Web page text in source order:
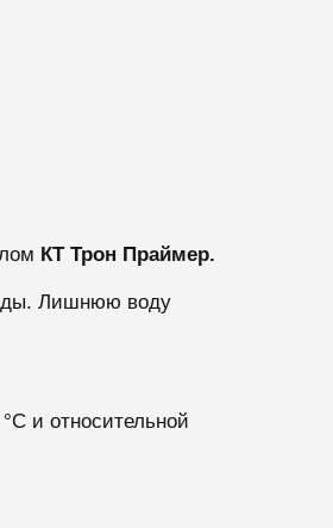
КТ Трон Праймер.
Лишнюю воду
и относительной